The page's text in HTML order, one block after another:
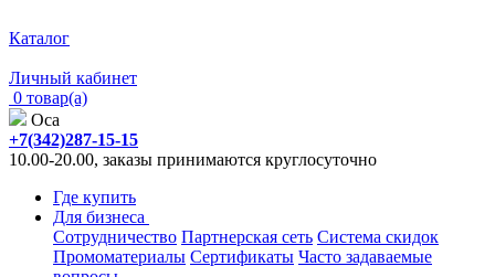
Каталог
Личный кабинет
0 товар(а)
Оса
+7(342)287-15-15
10.00-20.00, заказы принимаются круглосуточно
Где купить
Для бизнеса
Сотрудничество Партнерская сеть Система скидок
Промоматериалы Сертификаты Часто задаваемые